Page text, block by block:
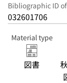
Bibliographic ID
032601706
Material type
図書